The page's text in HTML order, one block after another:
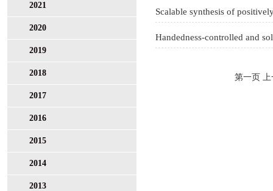
2021
2020
2019
2018
2017
2016
2015
2014
2013
Handedness-controlled and
第一页